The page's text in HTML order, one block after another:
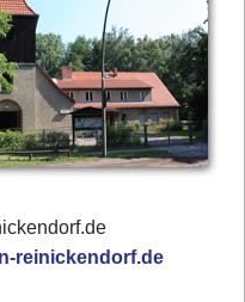
reinickendorf.de